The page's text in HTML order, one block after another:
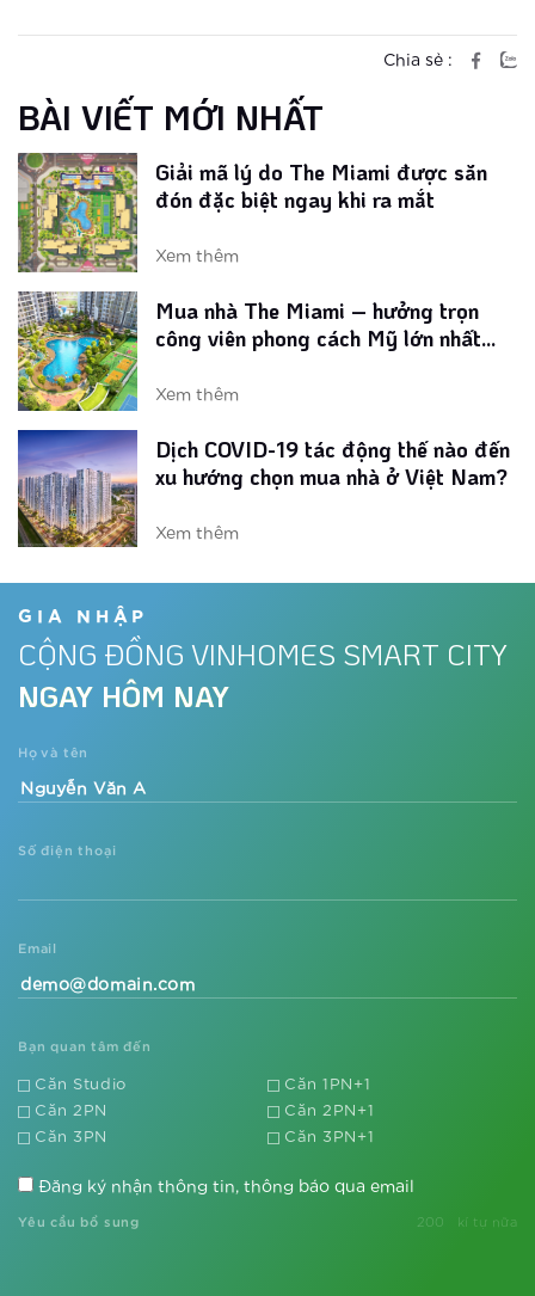
Chia sẻ :
BÀI VIẾT MỚI NHẤT
Giải mã lý do The Miami được săn
đón đặc biệt ngay khi ra mắt
Xem thêm
Mua nhà The Miami – hưởng trọn
công viên phong cách Mỹ lớn nhất
Xem thêm
Dịch COVID-19 tác động thế nào đến
xu hướng chọn mua nhà ở Việt Nam?
Xem thêm
Loạt tiện ích phong cách Mỹ tại phân
khu The Miami Tây Hà Nội
Xem thêm
Vinhomes ra mắt phân khu ‘chuẩn Mỹ’
resort Mỹ tại trung tâm phía Tây Thủ
Vì sao các nhà đầu tư lại săn lùng dự
Lý do khiến dự án The Metrolines
GIA NHẬP
CỘNG ĐỒNG VINHOMES SMART CITY
NGAY HÔM NAY
Họ và tên
Số điện thoại
Email
Bạn quan tâm đến
Căn Studio
Căn 1PN+1
Căn 2PN
Căn 2PN+1
Căn 3PN
Căn 3PN+1
Đăng ký nhận thông tin, thông báo qua email
Yêu cầu bổ sung 200 kí tự nữa